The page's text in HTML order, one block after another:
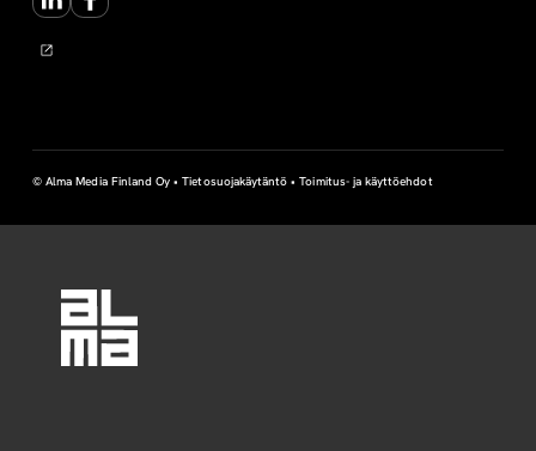
© Alma Media Finland Oy •Tietosuojakäytäntö •Toimitus- ja käyttöehdot